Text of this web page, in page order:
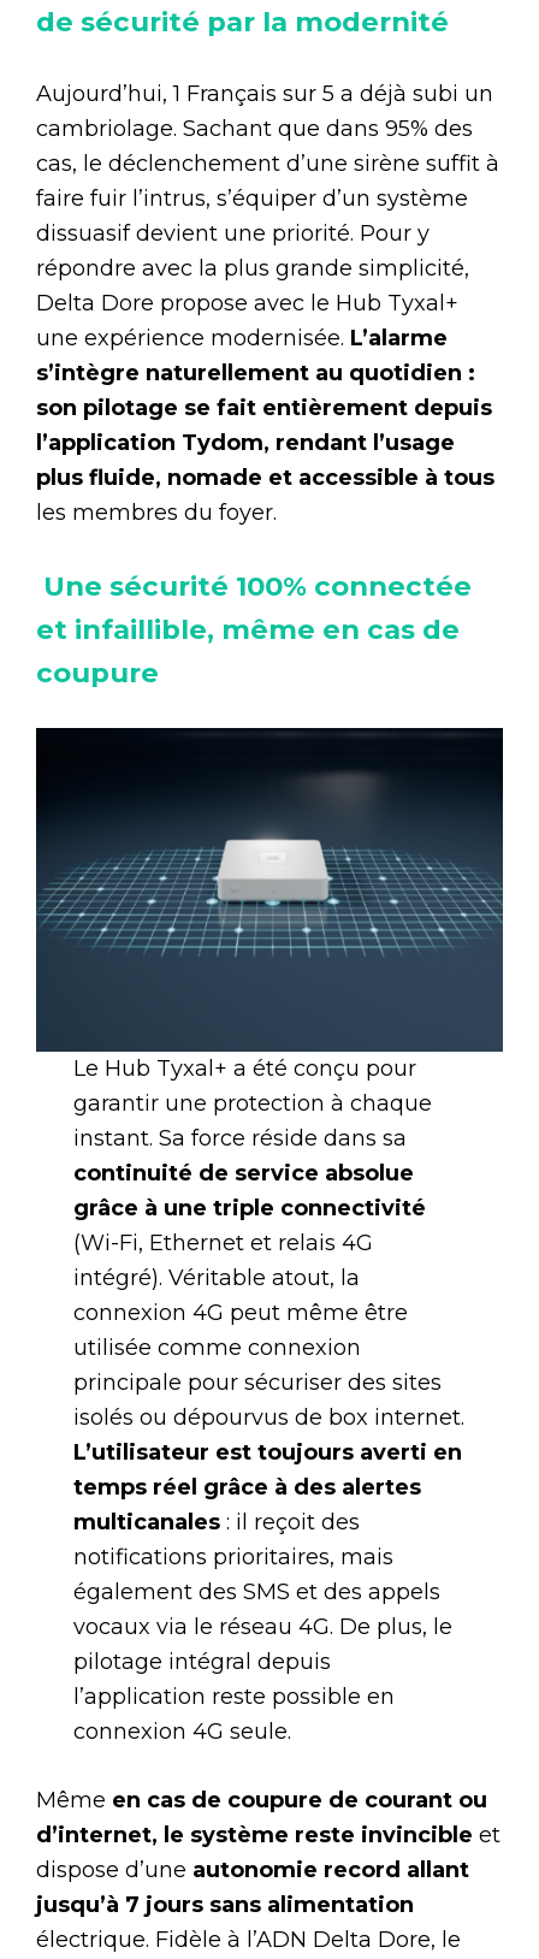
de sécurité par la modernité
Aujourd’hui, 1 Français sur 5 a déjà subi un
cambriolage. Sachant que dans 95% des
cas, le déclenchement d’une sirène suffit à
faire fuir l’intrus, s’équiper d’un système
dissuasif devient une priorité. Pour y
répondre avec la plus grande simplicité,
Delta Dore propose avec le Hub Tyxal+
une expérience modernisée. L’alarme
s’intègre naturellement au quotidien :
son pilotage se fait entièrement depuis
l’application Tydom, rendant l’usage
plus fluide, nomade et accessible à tous
les membres du foyer.
Une sécurité 100% connectée
et infaillible, même en cas de
coupure
Le Hub Tyxal+ a été conçu pour
garantir une protection à chaque
instant. Sa force réside dans sa
continuité de service absolue
grâce à une triple connectivité
(Wi-Fi, Ethernet et relais 4G
intégré). Véritable atout, la
connexion 4G peut même être
utilisée comme connexion
principale pour sécuriser des sites
isolés ou dépourvus de box internet.
L’utilisateur est toujours averti en
temps réel grâce à des alertes
multicanales: il reçoit des
notifications prioritaires, mais
également des SMS et des appels
vocaux via le réseau 4G. De plus, le
pilotage intégral depuis
l’application reste possible en
connexion 4G seule.
Même en cas de coupure de courant ou
d’internet, le système reste invincible et
dispose d’une autonomie record allant
jusqu’à 7 jours sans alimentation
électrique. Fidèle à l’ADN Delta Dore, le